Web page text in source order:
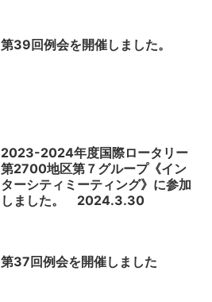
第39回例会を開催しました。
2023-2024年度国際ロータリー
第2700地区第７グループ《イン
ターシティミーティング》に参加
しました。 2024.3.30
第37回例会を開催しました